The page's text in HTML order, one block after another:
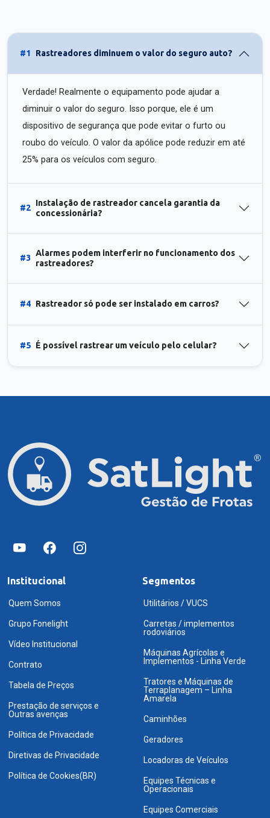
#1 Rastreadores diminuem o valor do seguro auto?
Verdade! Realmente o equipamento pode ajudar a
diminuir o valor do seguro. Isso porque, ele é um
dispositivo de segurança que pode evitar o furto ou
roubo do veículo. O valor da apólice pode reduzir em até
25% para os veículos com seguro.
#2
Instalação de rastreador cancela garantia da
concessionária?
#3
Alarmes podem interferir no funcionamento dos
rastreadores?
#4 Rastreador só pode ser instalado em carros?
#5 É possível rastrear um veículo pelo celular?
Institucional
Quem Somos
Grupo Fonelight
Vídeo Institucional
Contrato
Tabela de Preços
Prestação de serviços e
Outras avenças
Política de Privacidade
Diretivas de Privacidade
Política de Cookies(BR)
Segmentos
Utilitários / VUCS
Carretas / implementos
rodoviários
Máquinas Agrícolas e
Implementos - Linha Verde
Tratores e Máquinas de
Terraplanagem – Linha
Amarela
Caminhões
Geradores
Locadoras de Veículos
Equipes Técnicas e
Operacionais
Equipes Comerciais